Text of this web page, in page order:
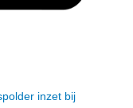
inzet bij